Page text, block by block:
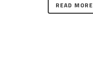
READ MORE